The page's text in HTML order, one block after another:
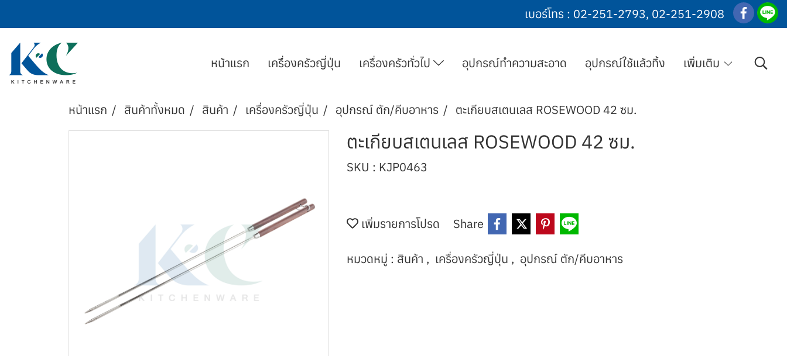
เบอร์โทร : 02-251-2793, 02-251-2908
หน้าแรก เครื่องครัวญี่ปุ่น เครื่องครัวทั่วไป อุปกรณ์ทำความสะอาด อุปกรณ์ใช้แล้วทิ้ง เพิ่มเติม
หน้าแรก สินค้าทั้งหมด สินค้า เครื่องครัวญี่ปุ่น อุปกรณ์ ตัก/คีบอาหาร ตะเกียบสเตนเลส ROSEWOOD 42 ซม.
ตะเกียบสเตนเลส ROSEWOOD 42 ซม.
SKU : KJP0463
เพิ่มรายการโปรด Share
หมวดหมู่ : สินค้า , เครื่องครัวญี่ปุ่น , อุปกรณ์ ตัก/คีบอาหาร